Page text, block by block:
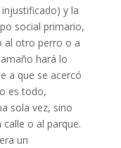
y la
social primario,
al otro perro o a
hará lo
a que se acercó
es todo,
sola vez, sino
o al parque.
un